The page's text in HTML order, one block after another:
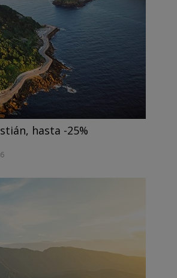
hasta -25%